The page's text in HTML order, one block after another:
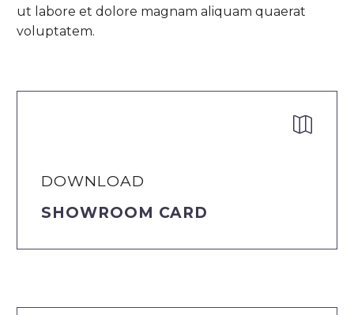
ut labore et dolore magnam aliquam quaerat
voluptatem.


DOWNLOAD
SHOWROOM CARD